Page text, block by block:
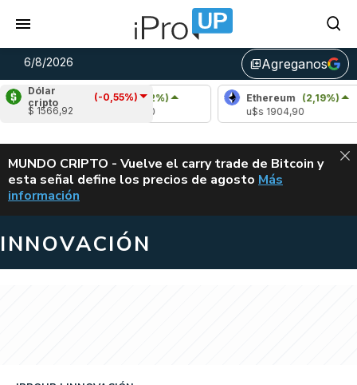
6/8/2026 library_addAgreganos
Dólar
cripto
(-0,55%)
$ 1566,92
Bitcoin
(0,72%)
u$s 64.500,00
Ethereum
(2,19%)
u$s 1904,90
ALERTA
MUNDO CRIPTO - Vuelve el carry trade de Bitcoin y
esta señal define los precios de agosto VUELVE EL
Más
información
INNOVACIÓN